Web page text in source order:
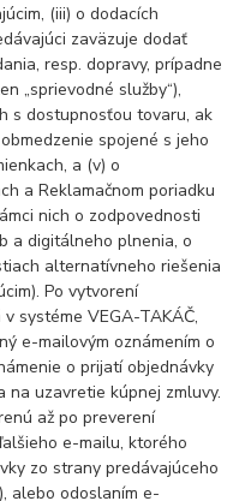
(iii) o dodacích
zaväzuje dodať
resp. dopravy, prípadne
„sprievodné služby“),
s dostupnosťou tovaru, ak
spojené s jeho
a (v) o
a Reklamačnom poriadku
nich o zodpovednosti
a digitálneho plnenia, o
alternatívneho riešenia
Po vytvorení
systéme VEGA-TAKÁČ,
e-mailovým oznámením o
o prijatí objednávky
na uzavretie kúpnej zmluvy.
až po preverení
e-mailu, ktorého
zo strany predávajúceho
alebo odoslaním e-